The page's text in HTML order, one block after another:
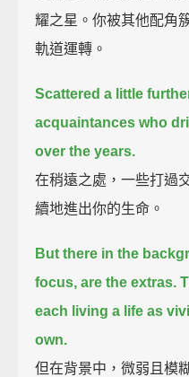
耀之星。你被其他配角
軌道運轉。
Scattered a little
acquaintances who
over the years.
在稍遠之處，一些打過
續地進出你的生命。
But there in the
focus, are the extras.
each living a life as
own.
但在背景中，微弱且模